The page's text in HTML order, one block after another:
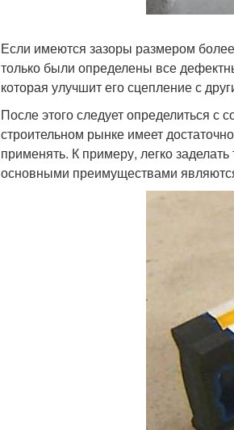
Если имеются зазоры размером
только были определены все
которая улучшит его сцепление с
После этого следует определиться с
строительном рынке имеет
применять. К примеру, легко
основными преимуществами